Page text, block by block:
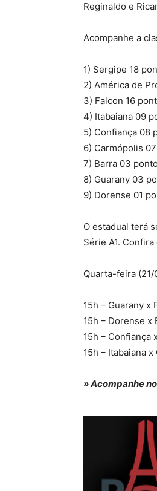
Reginaldo e
Acompanhe a
1) Sergipe 18
2) América de
3) Falcon 16
4) Itabaiana 09
5) Confiança 08
6) Carmópolis
7) Barra 03
8) Guarany 03
9) Dorense 01
O estadual terá
Série A1.
Quarta-feira (21/
15h – Guarany x
15h – Dorense x
15h – Confiança
15h – Itabaiana
» Acompanhe